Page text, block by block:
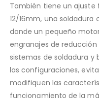
También tiene un ajuste
12/16mm, una
donde un pequeño
engranajes de
sistemas de soldadura y
las configuraciones,
modifiquen las
funcionamiento de la